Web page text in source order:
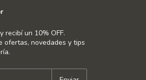
recibí un 10% OFF.
ofertas, novedades y tips